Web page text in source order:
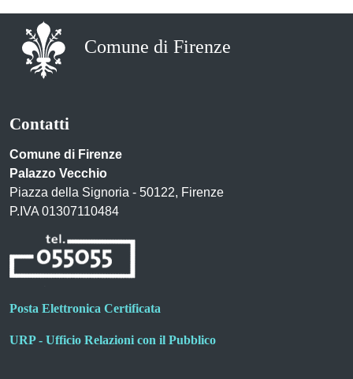
Comune di Firenze
Contatti
Comune di Firenze
Palazzo Vecchio
Piazza della Signoria - 50122, Firenze
P.IVA 01307110484
Posta Elettronica Certificata
URP - Ufficio Relazioni con il Pubblico